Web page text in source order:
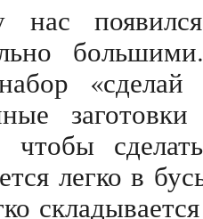
нас
чтобы
легко в